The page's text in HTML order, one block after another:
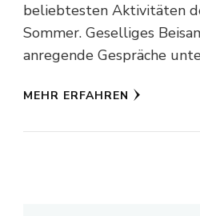
beliebtesten Aktivitäten
Sommer. Geselliges
anregende Gespräche
MEHR ERFAHREN